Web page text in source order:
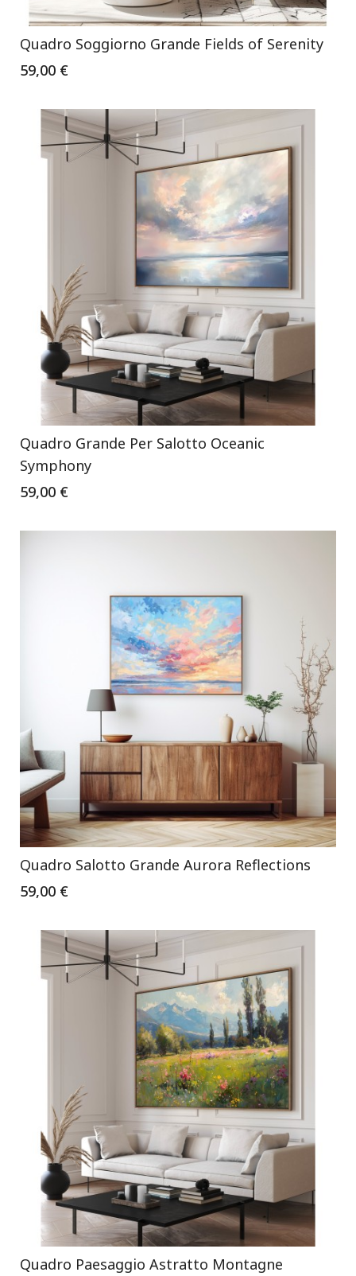
Quadro Soggiorno Grande Fields of Serenity
59,00 €
Quadro Grande Per Salotto Oceanic
Symphony
59,00 €
Quadro Salotto Grande Aurora Reflections
59,00 €
Quadro Paesaggio Astratto Montagne